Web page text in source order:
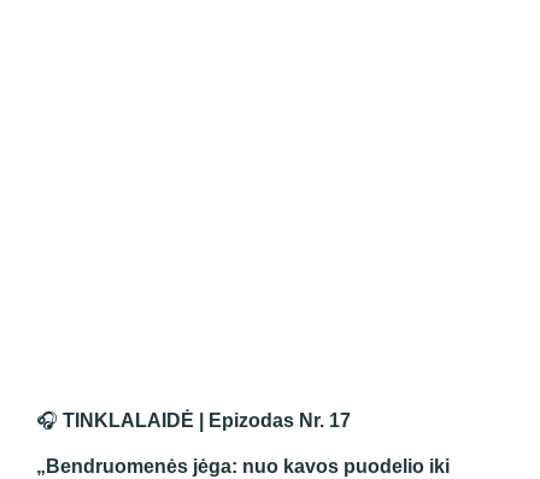
🎧 TINKLALAIDĖ | Epizodas Nr. 17
„Bendruomenės jėga: nuo kavos puodelio iki